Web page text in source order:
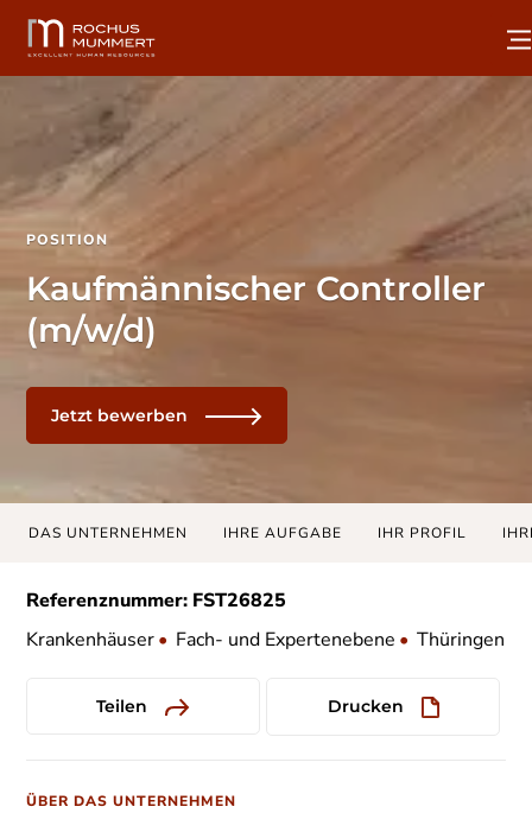
POSITION
Kaufmännischer Controller
(m/w/d)
Jetzt bewerben
DAS UNTERNEHMEN IHRE AUFGABE IHR PROFIL
Referenznummer: FST26825
Krankenhäuser• Fach- und Expertenebene • Thüringen
Teilen Drucken
ÜBER DAS UNTERNEHMEN